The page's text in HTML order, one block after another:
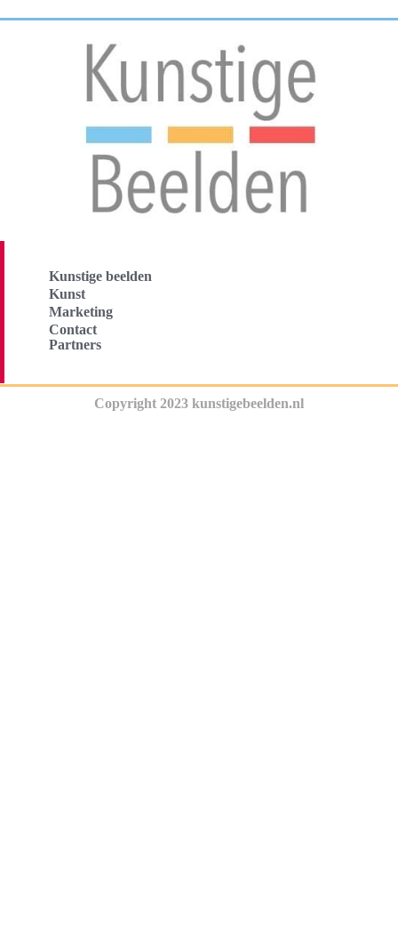
Kunstige beelden
Kunst
Marketing
Contact
Partners
Copyright 2023 kunstigebeelden.nl